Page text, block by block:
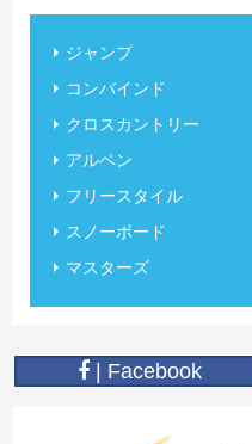
ジャンプ
コンバインド
クロスカントリー
アルペン
フリースタイル
スノーボード
マスターズ
| Facebook